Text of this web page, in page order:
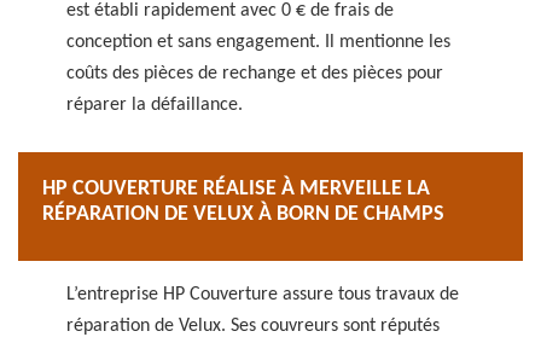
est établi rapidement avec 0 € de frais de
conception et sans engagement. Il mentionne les
coûts des pièces de rechange et des pièces pour
réparer la défaillance.
HP COUVERTURE RÉALISE À MERVEILLE LA
RÉPARATION DE VELUX À BORN DE CHAMPS
L’entreprise HP Couverture assure tous travaux de
réparation de Velux. Ses couvreurs sont réputés